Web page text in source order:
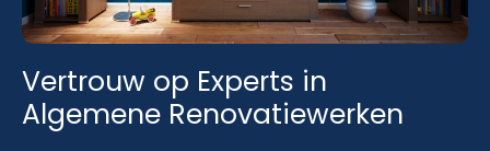
Vertrouw op Experts in
Algemene Renovatiewerken